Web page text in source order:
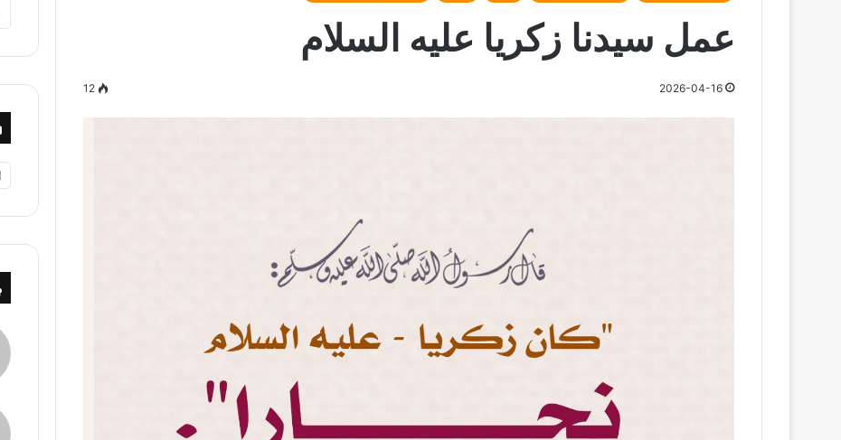
عمل سيدنا زكريا عليه السلام
2026-04-16
12